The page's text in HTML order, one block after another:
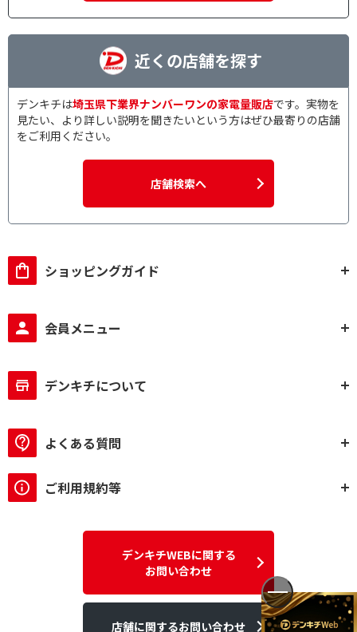
近くの店舗を探す
デンキチは埼玉県下業界ナンバーワンの家電量販店です。実物を
見たい、より詳しい説明を聞きたいという方はぜひ最寄りの店舗
をご利用ください。
店舗検索へ
ショッピングガイド
会員メニュー
デンキチについて
よくある質問
ご利用規約等
デンキチWEBに関する
お問い合わせ
店舗に関するお問い合わせ